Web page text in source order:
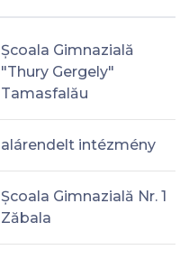
Școala Gimnazială
"Thury Gergely"
Tamasfalău
alárendelt intézmény
Școala Gimnazială Nr. 1
Zăbala